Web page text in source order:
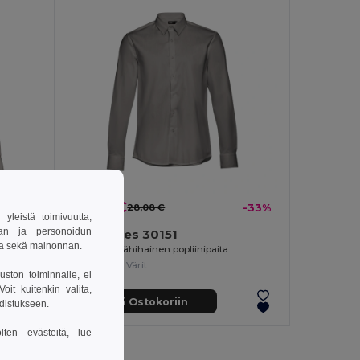
18,89 €28,08 € -33%
TH Clothes 30151
Miesten pitkähihainen popliinipaita
+1 Värit
Lisää Ostokoriin
toimivuutta,
ja personoidun
sekä mainonnan.
toiminnalle, ei
kuitenkin valita,
evästeitä, lue